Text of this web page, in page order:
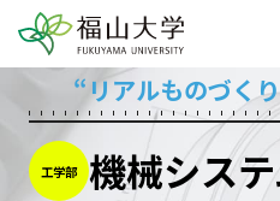
“リアルものづく
工学部 機械シス